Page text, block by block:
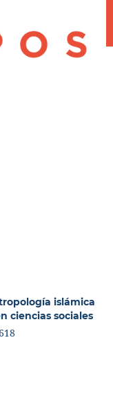
islámica
ciencias sociales